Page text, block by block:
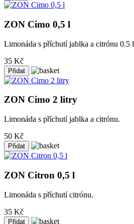
ZON Cimo 0,5 l
Limonáda s příchutí jablka a citrónu 0.5 l
35 Kč
ZON Cimo 2 litry
Limonáda s příchutí jablka a citrónu.
50 Kč
ZON Citron 0,5 l
Limonáda s příchutí citrónu.
35 Kč